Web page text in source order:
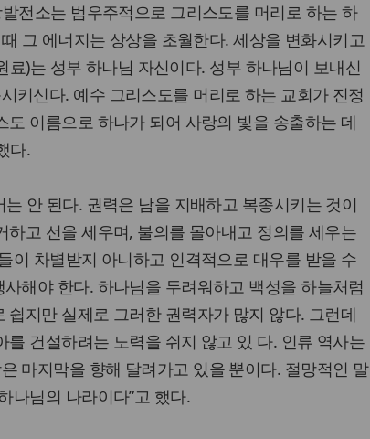
전소는 범우주적으로 그리스도를 머리로 하는 하
그 에너지는 상상을 초월한다. 세상을 변화시키고
)는 성부 하나님 자신이다. 성부 하나님이 보내신
키신다. 예수 그리스도를 머리로 하는 교회가 진정
이름으로 하나가 되어 사랑의 빛을 송출하는 데
다.
안 된다. 권력은 남을 지배하고 복종시키는 것이
고 선을 세우며, 불의를 몰아내고 정의를 세우는
이 차별받지 아니하고 인격적으로 대우를 받을 수
해야 한다. 하나님을 두려워하고 백성을 하늘처럼
지만 실제로 그러한 권력자가 많지 않다. 그런데
건설하려는 노력을 쉬지 않고 있 다. 인류 역사는
마지막을 향해 달려가고 있을 뿐이다. 절망적인 말
나님의 나라이다”고 했다.